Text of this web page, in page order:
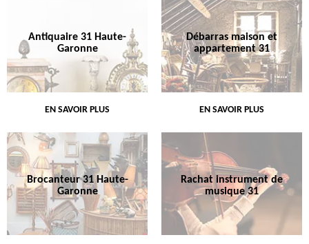
Antiquaire 31 Haute-
Garonne
EN SAVOIR PLUS
Débarras maison et
appartement 31
EN SAVOIR PLUS
Brocanteur 31 Haute-
Garonne
Rachat instrument de
musique 31